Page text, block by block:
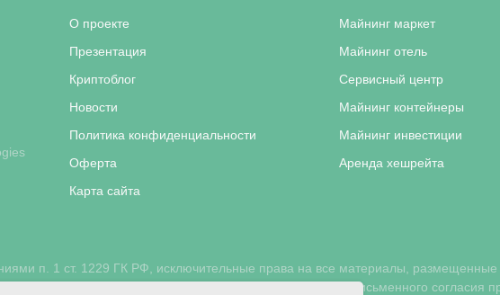
О проекте
Презентация
Криптоблог
Новости
Политика конфиденциальности
Оферта
Карта сайта
Майнинг маркет
Майнинг отель
Сервисный центр
Майнинг контейнеры
Майнинг инвестиции
Аренда хешрейта
п. 1 ст. 1229 ГК РФ, исключительные права на все материалы,
материалов размещенных на сайте возможно только с письменного согласия